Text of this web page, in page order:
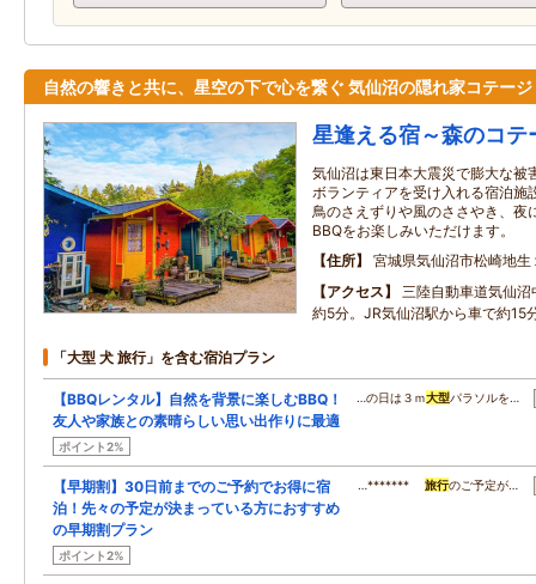
自然の響きと共に、星空の下で心を繋ぐ 気仙沼の隠れ家コテージ
星逢える宿～森のコテ
気仙沼は東日本大震災で膨大な被
ボランティアを受け入れる宿泊施
鳥のさえずりや風のささやき、夜
BBQをお楽しみいただけます。
住所
宮城県気仙沼市松崎地生
アクセス
三陸自動車道気仙
約5分。JR気仙沼駅から車で約15
「大型 犬 旅行」を含む宿泊プラン
【BBQレンタル】自然を背景に楽しむBBQ！
友人や家族との素晴らしい思い出作りに最適
ポイント2%
…の日は３ｍ大型パラソルを…
【早期割】30日前までのご予約でお得に宿
泊！先々の予定が決まっている方におすすめ
の早期割プラン
ポイント2%
…******* 旅行のご予定が…